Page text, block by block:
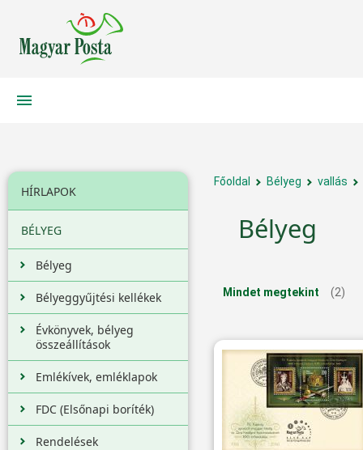
HÍRLAPOK
BÉLYEG
Bélyeg
Bélyeggyűjtési kellékek
Évkönyvek, bélyeg
összeállítások
Emlékívek, emléklapok
FDC (Elsőnapi boríték)
Rendelések
Főoldal Bélyeg vallás
Bélyeg
Mindet megtekint (2)